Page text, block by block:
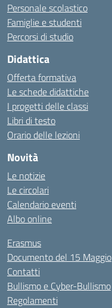
Personale scolastico
Famiglie e studenti
Percorsi di studio
Didattica
Offerta formativa
Le schede didattiche
I progetti delle classi
Libri di testo
Orario delle lezioni
Novità
Le notizie
Le circolari
Calendario eventi
Albo online
Erasmus
Documento del 15 Maggio
Contatti
Bullismo e Cyber-Bullismo
Regolamenti